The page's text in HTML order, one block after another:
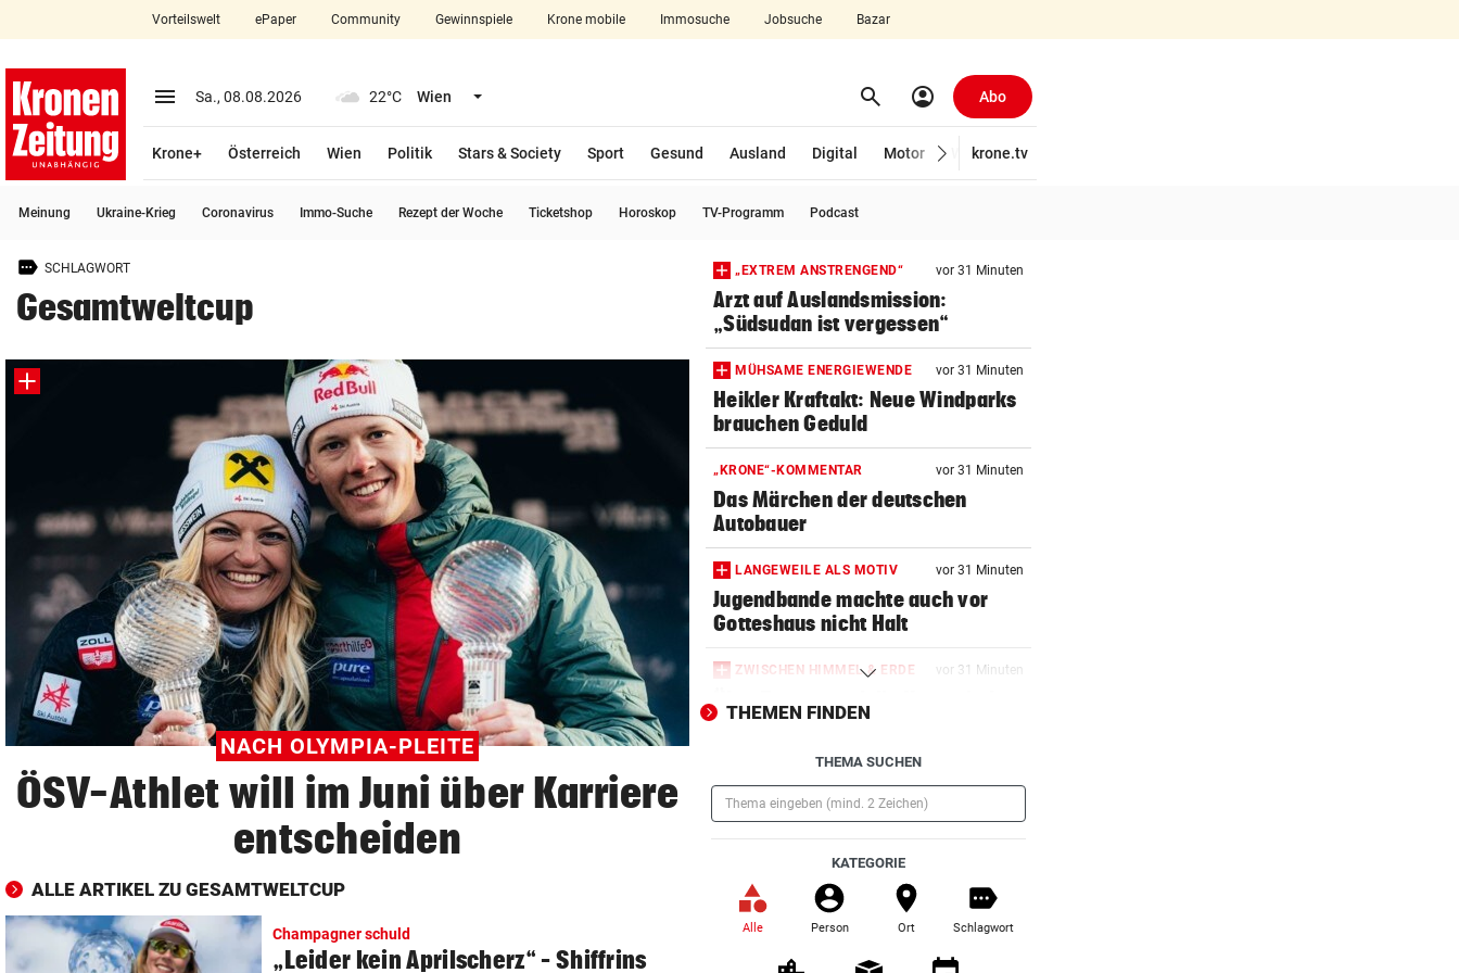
closeSchließen
account_circle Anmelden
arrow_right
bookmark Merkliste
Suchbegriff
eingeben
© Krone Multimedia GmbH & Co KG 2026
Muthgasse 2, 1190 Wien
Vorteilswelt ePaper Community Gewinnspiele Krone mobile Immosuche Jobsuche Bazar
menu Menü aufklappen
Sa., 08.08.2026 22°C Wien Menü aufklappen search Suchen
account_circle Abo
Krone+ Österreich Wien Politik Stars & Society Sport Gesund Ausland Digital Motor Wirtschaft
krone.tv
Meinung Ukraine-Krieg Coronavirus Immo-Suche Rezept der Woche Ticketshop Horoskop TV-Programm Podcast
SCHLAGWORT
Gesamtweltcup
NACH OLYMPIA-PLEITE
ÖSV-Athlet will im Juni über Karriere
entscheiden
ALLE ARTIKEL ZU GESAMTWELTCUP
Champagner schuld
„Leider kein Aprilscherz“ – Shiffrins
„EXTREM ANSTRENGEND“ vor 31 Minuten
Arzt auf Auslandsmission:
„Südsudan ist vergessen“
MÜHSAME ENERGIEWENDE vor 31 Minuten
Heikler Kraftakt: Neue Windparks
brauchen Geduld
„KRONE“-KOMMENTAR vor 31 Minuten
Das Märchen der deutschen
Autobauer
LANGEWEILE ALS MOTIV vor 31 Minuten
Jugendbande machte auch vor
Gotteshaus nicht Halt
ZWISCHEN HIMMEL & ERDE vor 31 Minuten
Über Tattoos und die Krux mit der
Individualität
UMFRAGE ALARMIEREND
Jeder vierte Industriebetrieb
erwägt Verlagerung
DONAUARME AM TROCKENEN
Fischereiverein hofft nun auf
Regen zur Belebung
„KRONE“-KOMMENTAR vor 32 Minuten
THEMEN FINDEN
THEMA SUCHEN
KATEGORIE
Alle Person Ort Schlagwort